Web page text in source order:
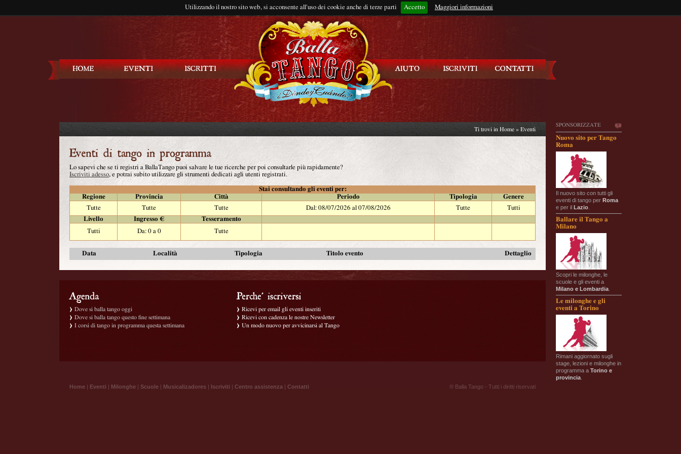
Utilizzando il nostro sito web, si acconsente all'uso dei cookie anche di terze parti Accetto Maggiori informazioni
Rimani connesso?
SPONSORIZZATE
Nuovo sito per Tango
Roma
Il nuovo sito con tutti gli
eventi di tango per Roma
e per il Lazio
Ballare il Tango a
Milano
Scopri le milonghe, le
scuole e gli eventi a
Milano e Lombardia
Le milonghe e gli
eventi a Torino
Rimani aggiornato sugli
stage, lezioni e milonghe in
programma a Torino e
provincia
Ti trovi in Home » Eventi
Lo sapevi che se ti registri a BallaTango puoi salvare le tue ricerche per poi consultarle più rapidamente?
Iscriviti adesso, e potrai subito utilizzare gli strumenti dedicati agli utenti registrati.
Stai consultando gli eventi per:
Regione
Provincia Città Periodo Tipologia
Genere
Tutte
Tutte Tutte Dal: 08/07/2026 al 07/08/2026 Tutte
Tutti
Livello
Ingresso €
Tesseramento
Tutti
Da: 0 a 0 Tutte
Data Località Tipologia Titolo evento Dettaglio
Dove si balla tango oggi
Dove si balla tango questo fine settimana
I corsi di tango in programma questa settimana
Ricevi per email gli eventi inseriti
Ricevi con cadenza le nostre Newsletter
Un modo nuovo per avvicinarsi al Tango
Home | Eventi | Milonghe | Scuole | Musicalizadores | Iscriviti | Centro assistenza | Contatti ® Balla Tango - Tutti i diritti riservati